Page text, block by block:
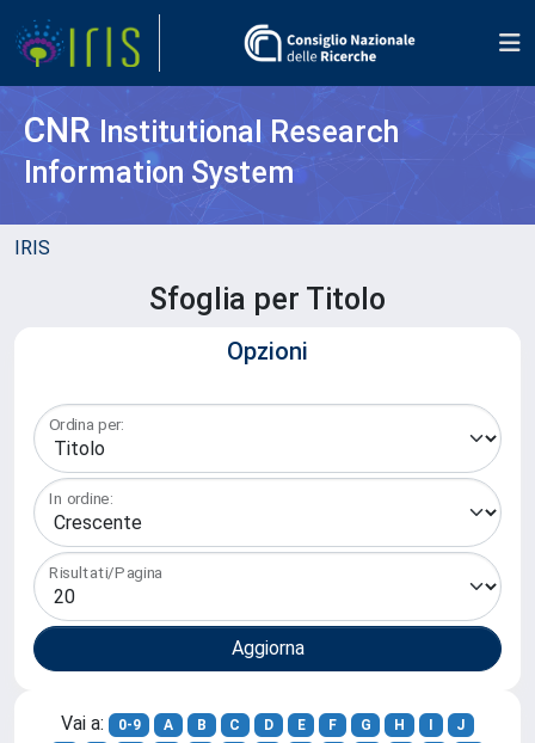
CNR Institutional Research
Information System
IRIS
Sfoglia per Titolo
Opzioni
Ordina per:
In ordine:
Risultati/Pagina
Vai a: 0-9 A B C D E F G H
J